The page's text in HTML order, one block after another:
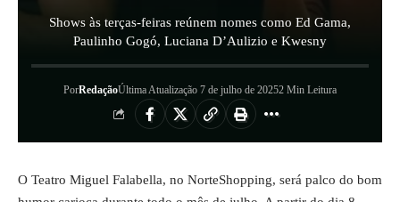
Shows às terças-feiras reúnem nomes como Ed Gama,
Paulinho Gogó, Luciana D’Aulizio e Kwesny
PorRedaçãoÚltima Atualização 7 de julho de 20252 Min Leitura
O Teatro Miguel Falabella, no NorteShopping, será palco do bom